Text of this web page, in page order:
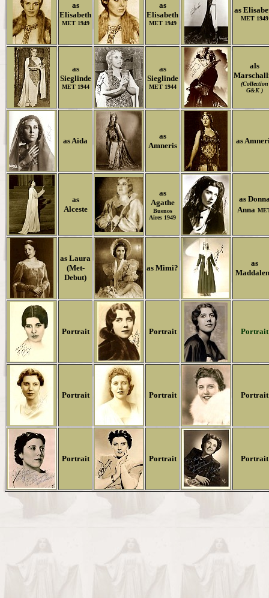
as
Elisabeth
MET 1949
as
Elisabeth
MET 1949
as
MET 1949
as
Sieglinde
MET 1944
as
Sieglinde
MET 1944
als
(Collection
G&K )
as Aida
as
Amneris
as
as
Alceste
as
Agathe
Buenos
Aires 1949
as
Anna
as Laura
(Met-
Debut)
as Mimi?
as
Portrait Portrait Portrait
Portrait Portrait Portrait
Portrait Portrait Portrait